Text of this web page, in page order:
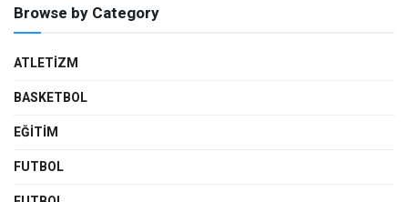
Browse by Category
ATLETIZM
BASKETBOL
EĞİTİM
FUTBOL